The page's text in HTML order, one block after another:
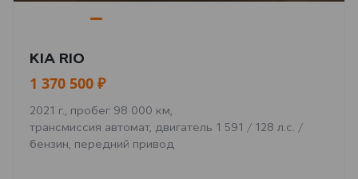
KIA RIO
1 370 500 ₽
2021 г., пробег 98 000 км,
трансмиссия автомат, двигатель 1 591 / 128 л.с. /
бензин, передний привод